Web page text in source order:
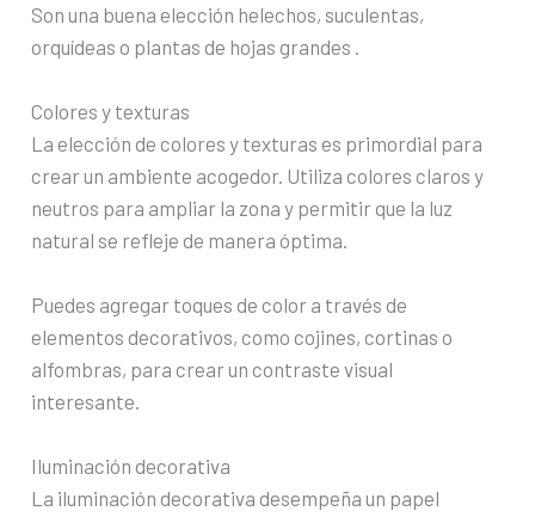
Son una buena elección helechos, suculentas,
orquídeas o plantas de hojas grandes .
Colores y texturas
La elección de colores y texturas es primordial para
crear un ambiente acogedor. Utiliza colores claros y
neutros para ampliar la zona y permitir que la luz
natural se refleje de manera óptima.
Puedes agregar toques de color a través de
elementos decorativos, como cojines, cortinas o
alfombras, para crear un contraste visual
interesante.
Iluminación decorativa
La iluminación decorativa desempeña un papel